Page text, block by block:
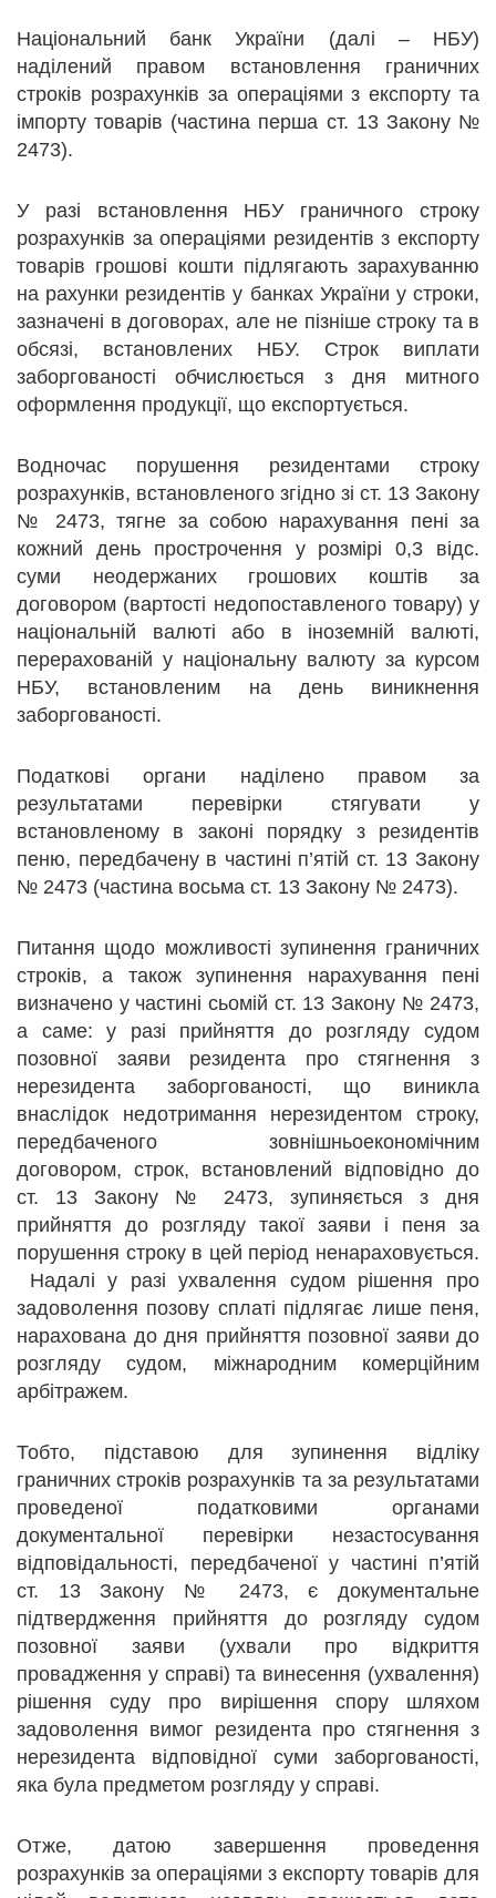
Національний банк України (далі – НБУ)
наділений правом встановлення граничних
строків розрахунків за операціями з експорту та
імпорту товарів (частина перша ст. 13 Закону №
2473).
У разі встановлення НБУ граничного строку
розрахунків за операціями резидентів з експорту
товарів грошові кошти підлягають зарахуванню
на рахунки резидентів у банках України у строки,
зазначені в договорах, але не пізніше строку та в
обсязі, встановлених НБУ. Строк виплати
заборгованості обчислюється з дня митного
оформлення продукції, що експортується.
Водночас порушення резидентами строку
розрахунків, встановленого згідно зі ст. 13 Закону
№ 2473, тягне за собою нарахування пені за
кожний день прострочення у розмірі 0,3 відс.
суми неодержаних грошових коштів за
договором (вартості недопоставленого товару) у
національній валюті або в іноземній валюті,
перерахованій у національну валюту за курсом
НБУ, встановленим на день виникнення
заборгованості.
Податкові органи наділено правом за
результатами перевірки стягувати у
встановленому в законі порядку з резидентів
пеню, передбачену в частині п’ятій ст. 13 Закону
№ 2473 (частина восьма ст. 13 Закону № 2473).
Питання щодо можливості зупинення граничних
строків, а також зупинення нарахування пені
визначено у частині сьомій ст. 13 Закону № 2473,
а саме: у разі прийняття до розгляду судом
позовної заяви резидента про стягнення з
нерезидента заборгованості, що виникла
внаслідок недотримання нерезидентом строку,
передбаченого зовнішньоекономічним
договором, строк, встановлений відповідно до
ст. 13 Закону № 2473, зупиняється з дня
прийняття до розгляду такої заяви і пеня за
порушення строку в цей період ненараховується.
Надалі у разі ухвалення судом рішення про
задоволення позову сплаті підлягає лише пеня,
нарахована до дня прийняття позовної заяви до
розгляду судом, міжнародним комерційним
арбітражем.
Тобто, підставою для зупинення відліку
граничних строків розрахунків та за результатами
проведеної податковими органами
документальної перевірки незастосування
відповідальності, передбаченої у частині п’ятій
ст. 13 Закону № 2473, є документальне
підтвердження прийняття до розгляду судом
позовної заяви (ухвали про відкриття
провадження у справі) та винесення (ухвалення)
рішення суду про вирішення спору шляхом
задоволення вимог резидента про стягнення з
нерезидента відповідної суми заборгованості,
яка була предметом розгляду у справі.
Отже, датою завершення проведення
розрахунків за операціями з експорту товарів для